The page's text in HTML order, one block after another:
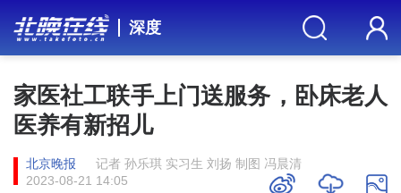
深度
家医社工联手上门送服务，卧床老人
医养有新招儿
北京晚报
记者 孙乐琪 实习生 刘扬 制图 冯晨清
2023-08-21 14:05